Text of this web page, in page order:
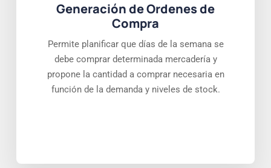
Generación de Ordenes de
Compra
Permite planificar que días de la semana se
debe comprar determinada mercadería y
propone la cantidad a comprar necesaria en
función de la demanda y niveles de stock.